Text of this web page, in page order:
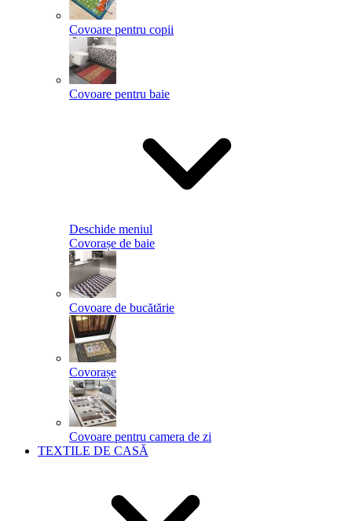
Covoare pentru copii
Covoare pentru baie
Deschide meniul
Covorașe de baie
Covoare de bucătărie
Covorașe
Covoare pentru camera de zi
TEXTILE DE CASĂ